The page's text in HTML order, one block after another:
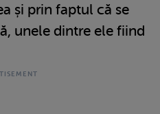
și prin faptul că se
unele dintre ele fiind